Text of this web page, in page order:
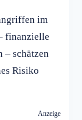
im
finanzielle
– schätzen
Risiko
Anzeige